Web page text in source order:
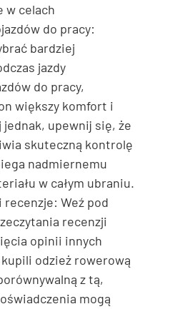
w celach
do pracy:
bardziej
jazdy
do pracy,
większy komfort i
upewnij się, że
skuteczną kontrolę
nadmiernemu
w całym ubraniu.
Weź pod
recenzji
opinii innych
odzież rowerową
z tą,
mogą